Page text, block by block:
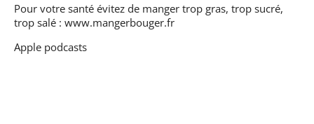
Pour votre santé évitez de manger trop gras, trop sucré,
trop salé : www.mangerbouger.fr
Apple podcasts